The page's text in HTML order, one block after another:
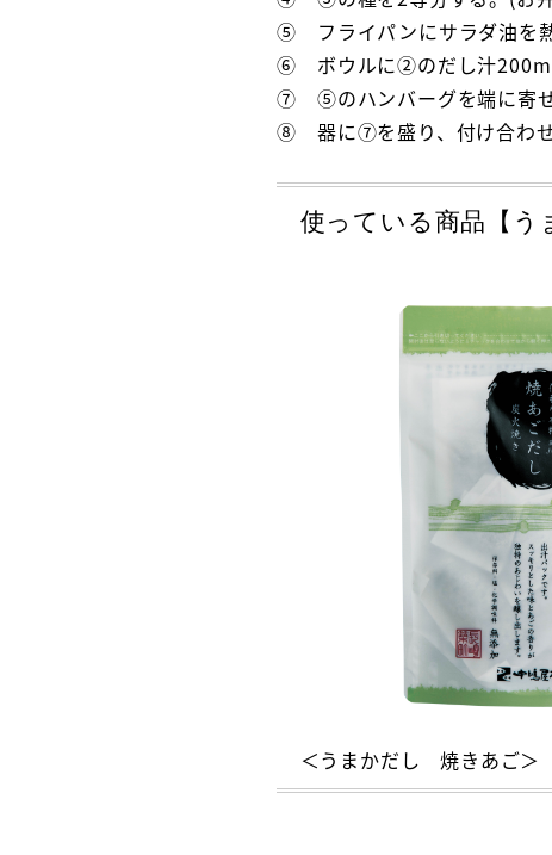
⑤ フライパンにサラダ油を
⑥ ボウルに②のだし汁200ml
⑦ ⑤のハンバーグを端に寄せ
⑧ 器に⑦を盛り、付け合わせ
使っている商品【
＜うまかだし 焼きあご＞